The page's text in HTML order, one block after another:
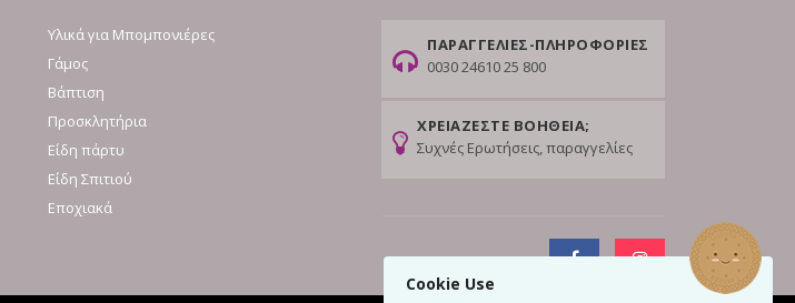
Cookie Use
Υλικά για Μπομπονιέρες
Γάμος
Βάπτιση
Προσκλητήρια
Είδη πάρτυ
Είδη Σπιτιού
Εποχιακά
ΠΑΡΑΓΓΕΛΙΕΣ-ΠΛΗΡΟΦΟΡΙΕΣ
0030 24610 25 800
ΧΡΕΙΑΖΕΣΤΕ ΒΟΗΘΕΙΑ;
Συχνές Ερωτήσεις, παραγγελίες